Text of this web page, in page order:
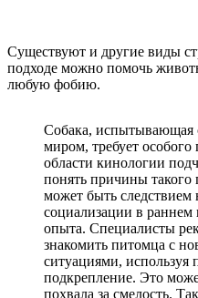
Существуют и другие виды
подходе можно помочь
любую фобию.
Собака, испытывающая
миром, требует
области кинологии
понять причины такого
может быть следствием
социализации в раннем
опыта. Специалисты
знакомить питомца с
ситуациями, используя
подкрепление. Это
похвала за смелость.